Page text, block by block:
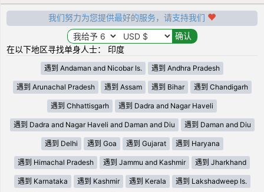
我们努力为您提供最好的服务，请支持我们
在以下地区寻找单身人士： 印度
遇到 Andaman and Nicobar Is. 遇到 Andhra Pradesh
遇到 Arunachal Pradesh 遇到 Assam 遇到 Bihar 遇到 Chandigarh
遇到 Chhattisgarh 遇到 Dadra and Nagar Haveli
遇到 Dadra and Nagar Haveli and Daman and Diu 遇到 Daman and Diu
遇到 Delhi 遇到 Goa 遇到 Gujarat 遇到 Haryana
遇到 Himachal Pradesh 遇到 Jammu and Kashmir 遇到 Jharkhand
遇到 Karnataka 遇到 Kashmir 遇到 Kerala 遇到 Lakshadweep Is.